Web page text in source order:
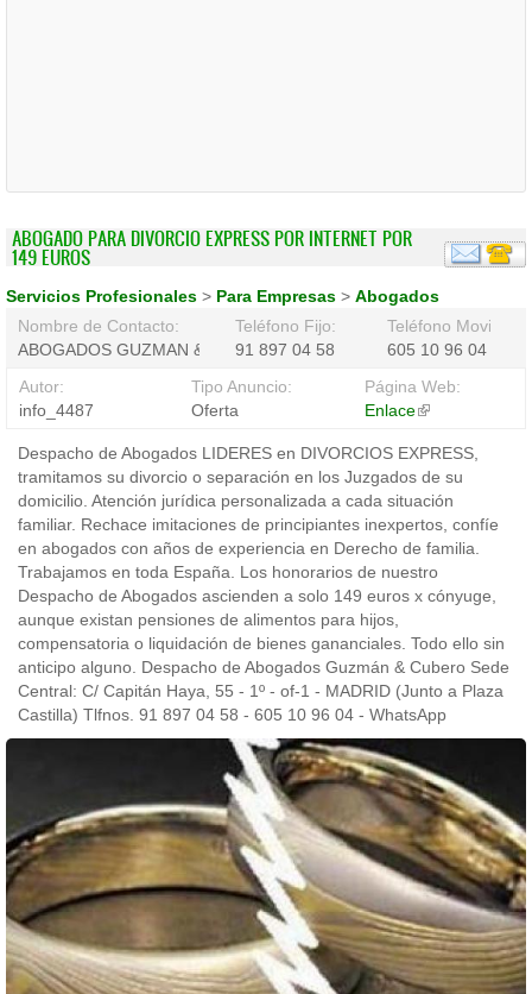
ABOGADO PARA DIVORCIO EXPRESS POR INTERNET POR
149 EUROS
Servicios Profesionales > Para Empresas > Abogados
Nombre de Contacto:
ABOGADOS GUZMAN &amp; CUBERO
Teléfono Fijo:
91 897 04 58
Teléfono Movil:
605 10 96 04
Autor:
info_4487
Tipo Anuncio:
Oferta
Página Web:
Enlace(link
external)
Despacho de Abogados LIDERES en DIVORCIOS EXPRESS,
tramitamos su divorcio o separación en los Juzgados de su
domicilio. Atención jurídica personalizada a cada situación
familiar. Rechace imitaciones de principiantes inexpertos, confíe
en abogados con años de experiencia en Derecho de familia.
Trabajamos en toda España. Los honorarios de nuestro
Despacho de Abogados ascienden a solo 149 euros x cónyuge,
aunque existan pensiones de alimentos para hijos,
compensatoria o liquidación de bienes gananciales. Todo ello sin
anticipo alguno. Despacho de Abogados Guzmán & Cubero Sede
Central: C/ Capitán Haya, 55 - 1º - of-1 - MADRID (Junto a Plaza
Castilla) Tlfnos. 91 897 04 58 - 605 10 96 04 - WhatsApp